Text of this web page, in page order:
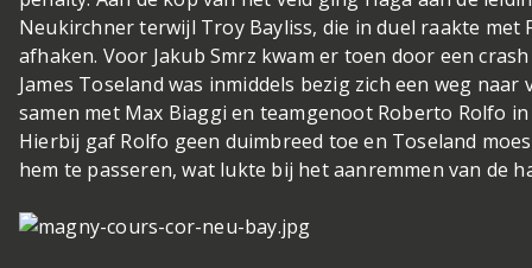
Neukirchner terwijl Troy Bayliss, die in duel raakte met
afhaken. Voor Jakub Smrz kwam er toen door een
James Toseland was inmiddels bezig zich een weg
samen met Max Biaggi en teamgenoot Roberto Rolfo
Hierbij gaf Rolfo geen duimbreed toe en Toseland
hem te passeren, wat lukte bij het aanremmen van de